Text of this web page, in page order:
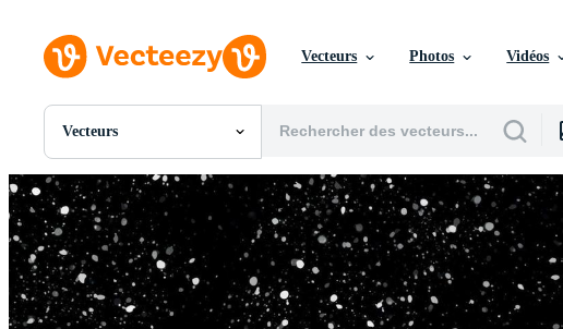
Vecteurs Photos Vidéos
Vecteurs
Toutes Images
Photos
PNGs
PSDs
SVGs
Modèles
Vecteurs
Vidéos